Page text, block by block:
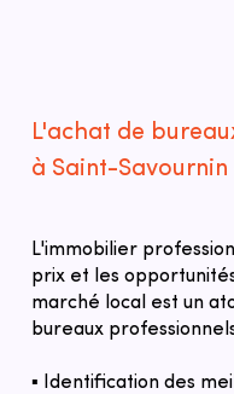
L'achat de
à Saint-
L'immobilier
prix et les
marché local est un
bureaux
▪ Identification des